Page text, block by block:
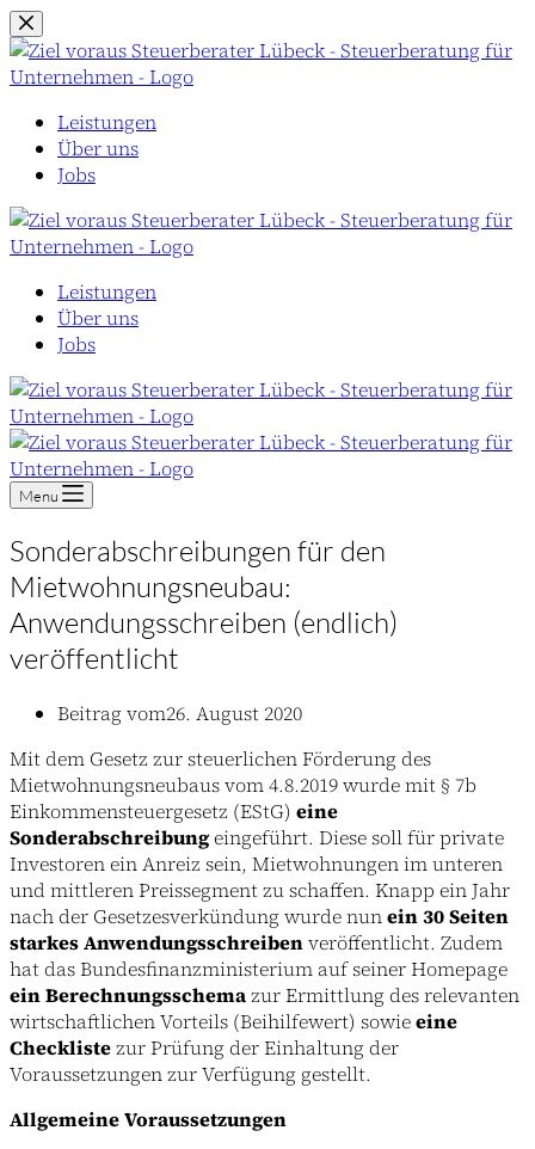
Zum
Inhalt
springen
Leistungen
Über uns
Jobs
Leistungen
Über uns
Jobs
Menu
Sonderabschreibungen für den
Mietwohnungsneubau:
Anwendungsschreiben (endlich)
veröffentlicht
Beitrag vom26. August 2020
Mit dem Gesetz zur steuerlichen Förderung des
Mietwohnungsneubaus vom 4.8.2019 wurde mit § 7b
Einkommensteuergesetz (EStG) eine
Sonderabschreibungeingeführt. Diese soll für private
Investoren ein Anreiz sein, Mietwohnungen im unteren
und mittleren Preissegment zu schaffen. Knapp ein Jahr
nach der Gesetzesverkündung wurde nunein 30 Seiten
starkes Anwendungsschreibenveröffentlicht. Zudem
hat das Bundesfinanzministerium auf seiner Homepage
ein Berechnungsschemazur Ermittlung des relevanten
wirtschaftlichen Vorteils (Beihilfewert) sowieeine
Checklistezur Prüfung der Einhaltung der
Voraussetzungen zur Verfügung gestellt.
Allgemeine Voraussetzungen